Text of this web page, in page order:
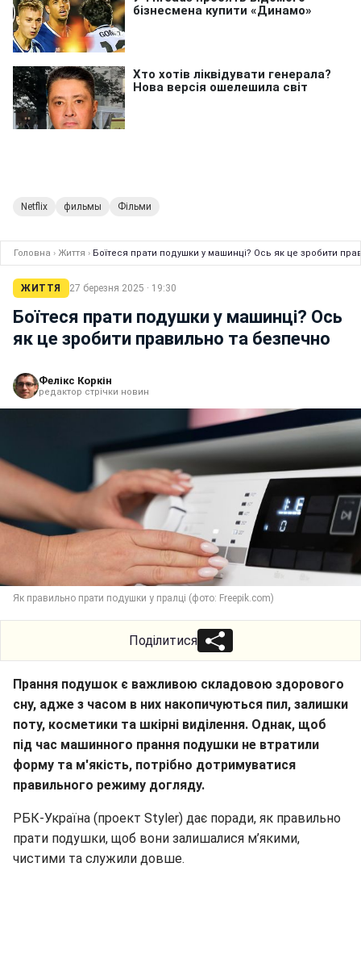
Життя
ЖИТТЯ 27 березня 2025 · 19:30
Боїтеся прати подушки у машинці? Ось
як це зробити правильно та безпечно
Фелікс Коркін
Як правильно прати подушки у пралці (фото: Freepik.com)
Поділитися
Прання подушок є важливою складовою здорового
поту, косметики та шкірні виділення. Однак, щоб
під час машинного прання подушки не втратили
форму та м'якість, потрібно дотримуватися
правильного режиму догляду.
РБК-Україна (проект Styler) дає поради, як правильно
чистими та служили довше.